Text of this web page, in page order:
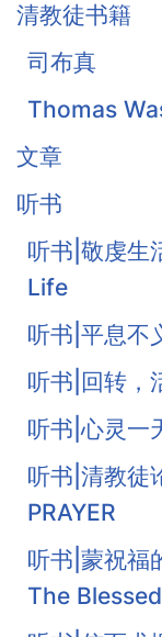
清教徒书籍
司布真
Thomas
文章
听书
听书|敬虔
Life
听书|平息不
听书|回转，
听书|心灵一
听书|清教徒
PRAYER
听书|蒙祝福
The